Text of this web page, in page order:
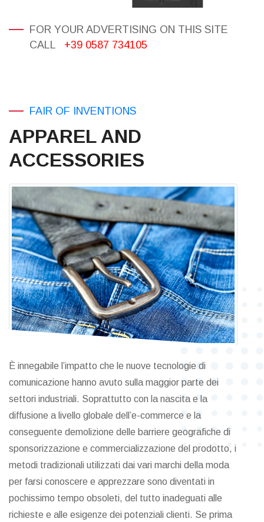
FOR YOUR ADVERTISING ON THIS SITE
CALL
+39 0587 734105
FAIR OF INVENTIONS
APPAREL AND
ACCESSORIES
È innegabile l’impatto che le nuove tecnologie di
comunicazione hanno avuto sulla maggior parte dei
settori industriali. Soprattutto con la nascita e la
diffusione a livello globale dell’e-commerce e la
conseguente demolizione delle barriere geografiche di
sponsorizzazione e commercializzazione del prodotto, i
metodi tradizionali utilizzati dai vari marchi della moda
per farsi conoscere e apprezzare sono diventati in
pochissimo tempo obsoleti, del tutto inadeguati alle
richieste e alle esigenze dei potenziali clienti. Se prima